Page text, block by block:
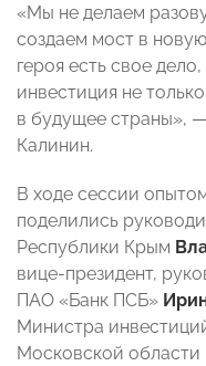
«Мы не делаем
создаем мост в
героя есть свое
инвестиция не
в будущее страны»,
Калинин.
В ходе сессии
поделились
Республики Крым
вице-президент,
ПАО «Банк ПСБ»
Министра
Московской области